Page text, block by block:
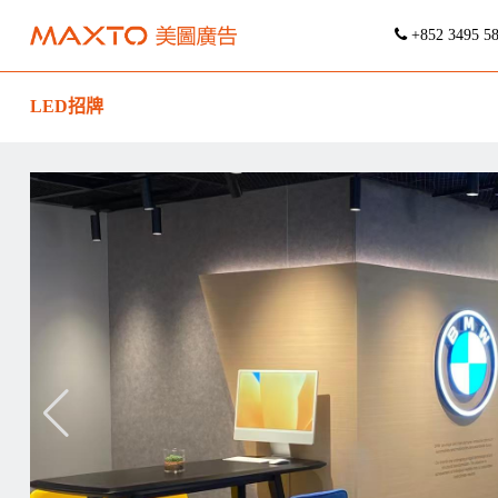
+852 3495
LED招牌